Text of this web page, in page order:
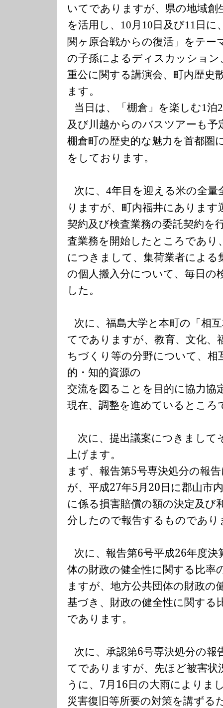
いてでありますが、県の地域創
を活用し、
10 月 10日及び11 日に
関ヶ原合戦からの復活」をテー
の子孫によるディスカッション
重公に関する講演会、町内歴史
ます。
当日は、「棚倉」を楽しむ1泊2
及び川越からのバスツアーも
棚倉町の歴史的な魅力を首都圏
をしております。
次に、4年目を迎える米の全
りますが、町内福井にあります
契約及び検査業務の委託契約を
査業務を開始したところであり
につきまして、集荷業者による
の個人搬入分について、毎日の
した。
次に、福島大学と本町の「相
てでありますが、教育、文化、
ちづくり等の分野について、相
的・知的資源の
交流を図ることを目的に協力協
現在、調整を進めているところ
次に、提出議案につきまして
上げます。
まず、報告第5号専決処分の報
が、平成27年5月20日に郡山市
に係る損害賠償の額の決定及び
分したので報告するものであり
次に、報告第6号平成26年度決
体の財政の健全性に関する比率
ますが、地方公共団体の財政の
基づき、財政の健全性に関する
であります。
次に、承認第6号専決処分の報
てでありますが、先ほど被害
うに、 7月16日の大雨によりま
災害復旧等所要の対策を講ずる